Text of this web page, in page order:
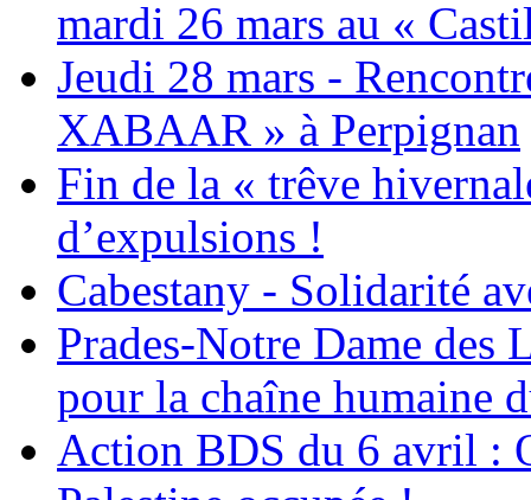
mardi 26 mars au «
Jeudi 28 mars -
XABAAR » à Perpignan
Fin de la « trêve
d’expulsions !
Cabestany - Solidarité
Prades-Notre Dame des
pour la chaîne humaine
Action BDS du 6 avril :